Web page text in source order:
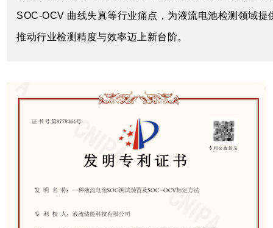
SOC-OCV 曲线失真等行业痛点，为液流电池检测领域提
推动行业检测精度与效率迈上新台阶。